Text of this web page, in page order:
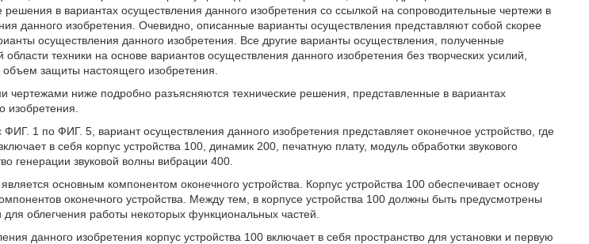
решения в вариантах осуществления данного изобретения со ссылкой на сопроводительные чертежи в
данного изобретения. Очевидно, описанные варианты осуществления представляют собой скорее
осуществления данного изобретения. Все другие варианты осуществления, полученные
техники на основе вариантов осуществления данного изобретения без творческих усилий,
защиты настоящего изобретения.
чертежами ниже подробно разъясняются технические решения, представленные в вариантах
изобретения.
1 по ФИГ. 5, вариант осуществления данного изобретения представляет оконечное устройство, где
в себя корпус устройства 100, динамик 200, печатную плату, модуль обработки звукового
генерации звуковой волны вибрации 400.
основным компонентом оконечного устройства. Корпус устройства 100 обеспечивает основу
оконечного устройства. Между тем, в корпусе устройства 100 должны быть предусмотрены
для облегчения работы некоторых функциональных частей.
данного изобретения корпус устройства 100 включает в себя пространство для установки и первую